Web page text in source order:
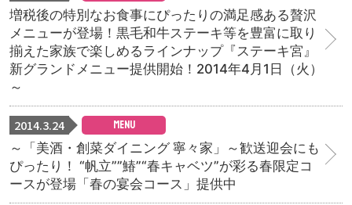
増税後の特別なお食事にぴったりの満足感ある贅沢
メニューが登場！黒毛和牛ステーキ等を豊富に取り
揃えた家族で楽しめるラインナップ『ステーキ宮』
新グランドメニュー提供開始！2014年4月1日（火）
～
2014.3.24 MENU
～「美酒・創菜ダイニング 寧々家」～歓送迎会にも
ぴったり！ “帆立””鰆”“春キャベツ”が彩る春限定コ
ースが登場「春の宴会コース」提供中